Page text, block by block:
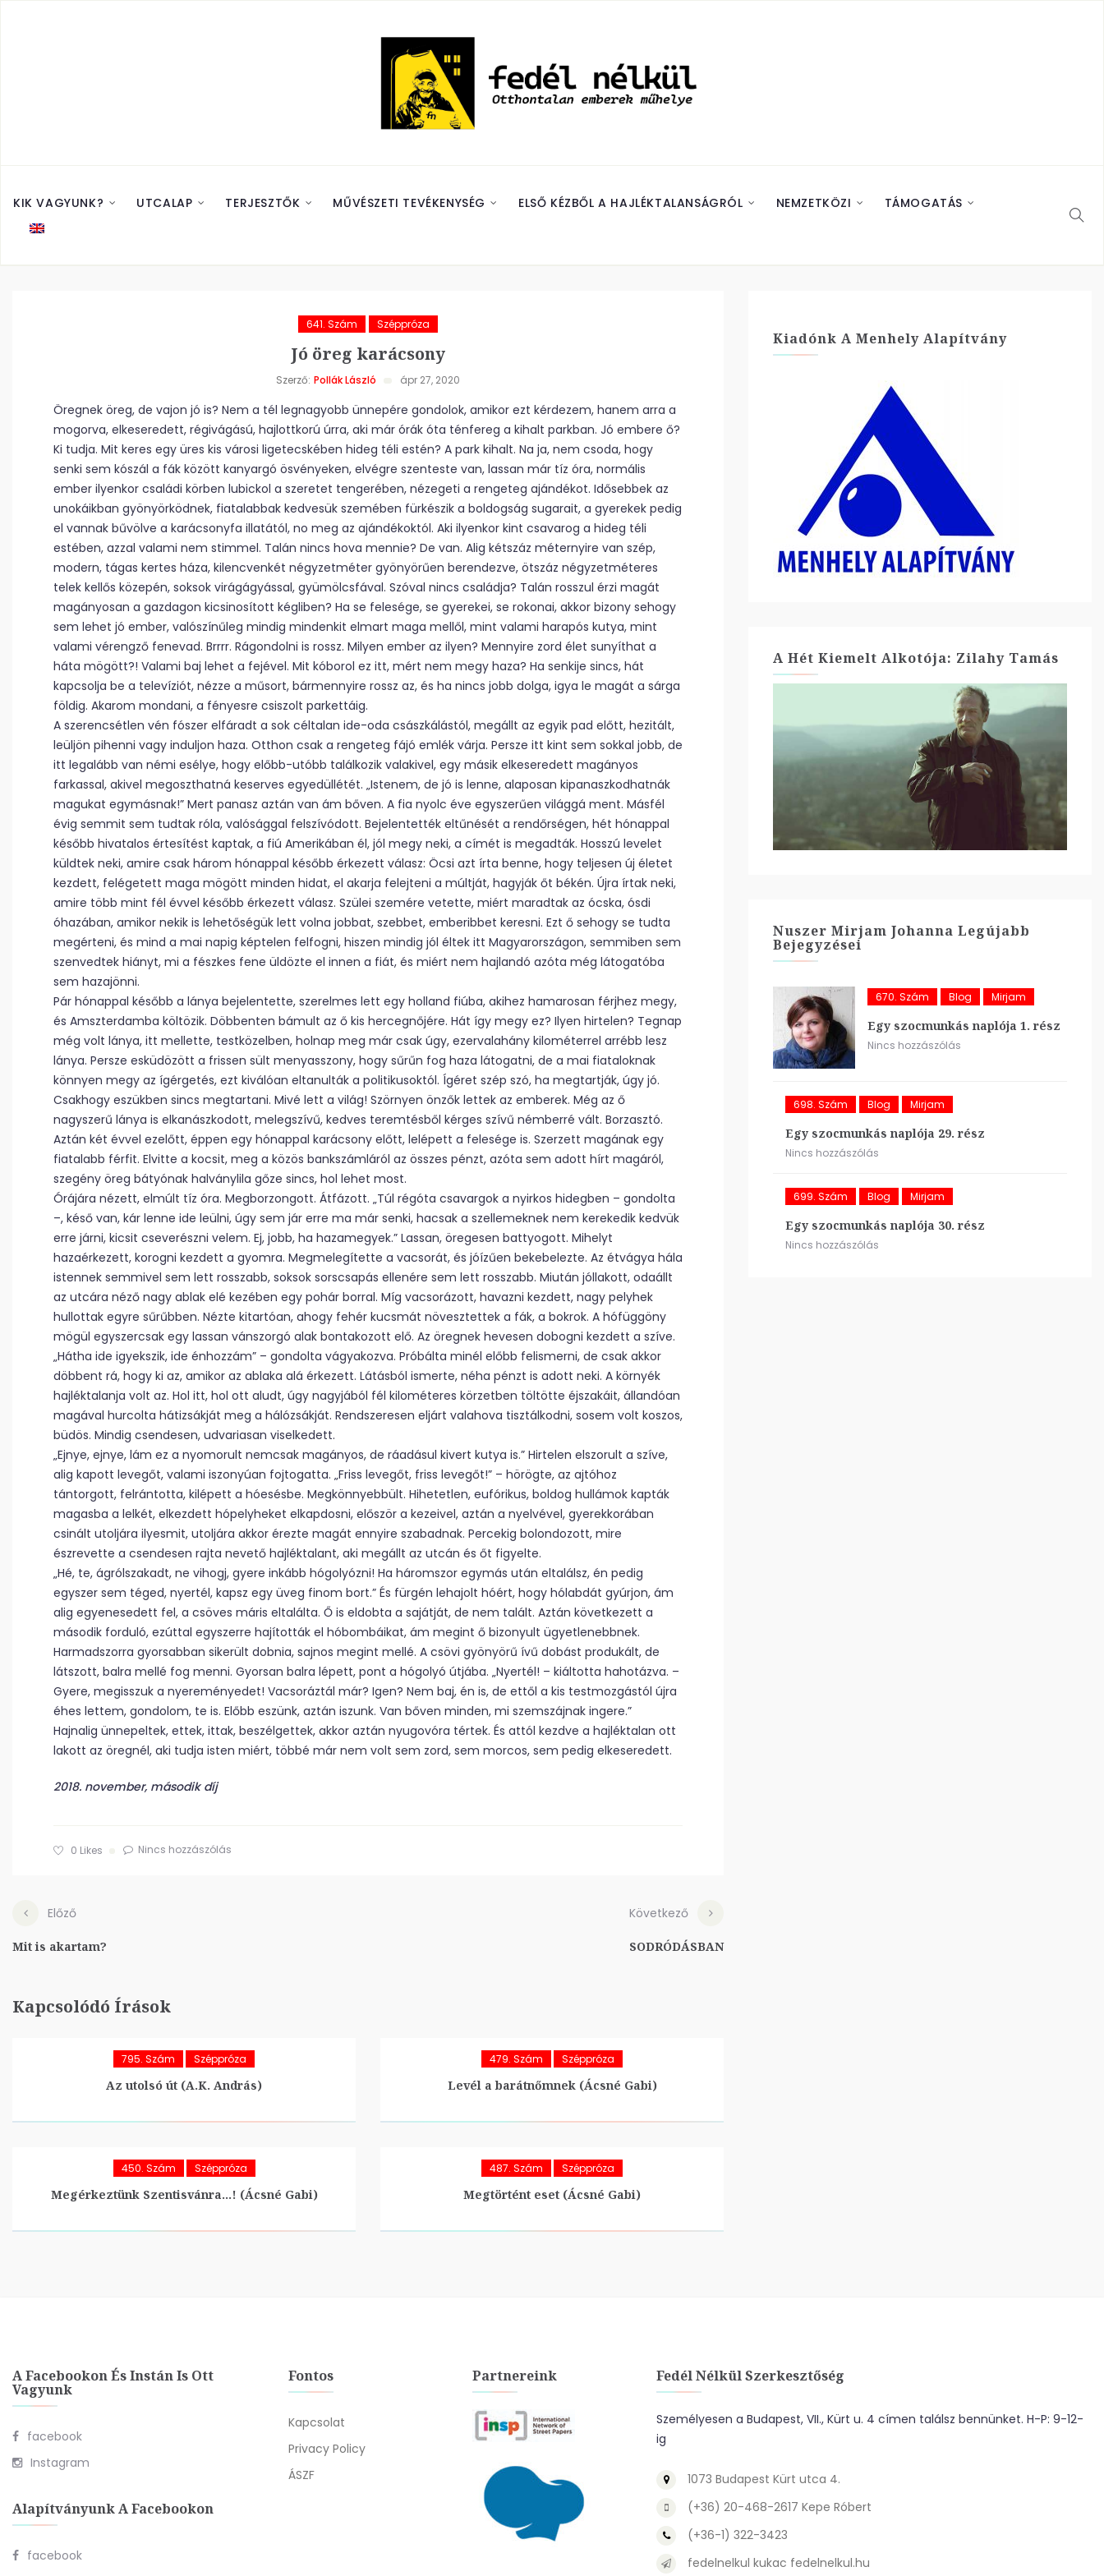
KIK VAGYUNK? UTCALAP TERJESZTŐK MŰVÉSZETI TEVÉKENYSÉG ELSŐ KÉZBŐL A HAJLÉKTALANSÁGRÓL NEMZETKÖZI TÁMOGATÁS
641. Szám Széppróza
Jó öreg karácsony
Szerző: Pollák László ápr 27, 2020
Öregnek öreg, de vajon jó is? Nem a tél legnagyobb ünnepére gondolok, amikor ezt kérdezem, hanem arra a
mogorva, elkeseredett, régivágású, hajlottkorú úrra, aki már órák óta ténfereg a kihalt parkban. Jó embere ő?
Ki tudja. Mit keres egy üres kis városi ligetecskében hideg téli estén? A park kihalt. Na ja, nem csoda, hogy
senki sem kószál a fák között kanyargó ösvényeken, elvégre szenteste van, lassan már tíz óra, normális
ember ilyenkor családi körben lubickol a szeretet tengerében, nézegeti a rengeteg ajándékot. Idősebbek az
unokáikban gyönyörködnek, fiatalabbak kedvesük szemében fürkészik a boldogság sugarait, a gyerekek pedig
el vannak bűvölve a karácsonyfa illatától, no meg az ajándékoktól. Aki ilyenkor kint csavarog a hideg téli
estében, azzal valami nem stimmel. Talán nincs hova mennie? De van. Alig kétszáz méternyire van szép,
modern, tágas kertes háza, kilencvenkét négyzetméter gyönyörűen berendezve, ötszáz négyzetméteres
telek kellős közepén, soksok virágágyással, gyümölcsfával. Szóval nincs családja? Talán rosszul érzi magát
magányosan a gazdagon kicsinosított kégliben? Ha se felesége, se gyerekei, se rokonai, akkor bizony sehogy
sem lehet jó ember, valószínűleg mindig mindenkit elmart maga mellől, mint valami harapós kutya, mint
valami vérengző fenevad. Brrrr. Rágondolni is rossz. Milyen ember az ilyen? Mennyire zord élet sunyíthat a
háta mögött?! Valami baj lehet a fejével. Mit kóborol ez itt, mért nem megy haza? Ha senkije sincs, hát
kapcsolja be a televíziót, nézze a műsort, bármennyire rossz az, és ha nincs jobb dolga, igya le magát a sárga
földig. Akarom mondani, a fényesre csiszolt parkettáig.
A szerencsétlen vén fószer elfáradt a sok céltalan ide-oda császkálástól, megállt az egyik pad előtt, hezitált,
leüljön pihenni vagy induljon haza. Otthon csak a rengeteg fájó emlék várja. Persze itt kint sem sokkal jobb, de
itt legalább van némi esélye, hogy előbb-utóbb találkozik valakivel, egy másik elkeseredett magányos
farkassal, akivel megoszthatná keserves egyedüllétét. „Istenem, de jó is lenne, alaposan kipanaszkodhatnák
magukat egymásnak!” Mert panasz aztán van ám bőven. A fia nyolc éve egyszerűen világgá ment. Másfél
évig semmit sem tudtak róla, valósággal felszívódott. Bejelentették eltűnését a rendőrségen, hét hónappal
később hivatalos értesítést kaptak, a fiú Amerikában él, jól megy neki, a címét is megadták. Hosszú levelet
küldtek neki, amire csak három hónappal később érkezett válasz: Öcsi azt írta benne, hogy teljesen új életet
kezdett, felégetett maga mögött minden hidat, el akarja felejteni a múltját, hagyják őt békén. Újra írtak neki,
amire több mint fél évvel később érkezett válasz. Szülei szemére vetette, miért maradtak az ócska, ósdi
óhazában, amikor nekik is lehetőségük lett volna jobbat, szebbet, emberibbet keresni. Ezt ő sehogy se tudta
megérteni, és mind a mai napig képtelen felfogni, hiszen mindig jól éltek itt Magyarországon, semmiben sem
szenvedtek hiányt, mi a fészkes fene üldözte el innen a fiát, és miért nem hajlandó azóta még látogatóba
sem hazajönni.
Pár hónappal később a lánya bejelentette, szerelmes lett egy holland fiúba, akihez hamarosan férjhez megy,
és Amszterdamba költözik. Döbbenten bámult az ő kis hercegnőjére. Hát így megy ez? Ilyen hirtelen? Tegnap
még volt lánya, itt mellette, testközelben, holnap meg már csak úgy, ezervalahány kilométerrel arrébb lesz
lánya. Persze esküdözött a frissen sült menyasszony, hogy sűrűn fog haza látogatni, de a mai fiataloknak
könnyen megy az ígérgetés, ezt kiválóan eltanulták a politikusoktól. Ígéret szép szó, ha megtartják, úgy jó.
Csakhogy eszükben sincs megtartani. Mivé lett a világ! Szörnyen önzők lettek az emberek. Még az ő
nagyszerű lánya is elkanászkodott, melegszívű, kedves teremtésből kérges szívű némberré vált. Borzasztó.
Aztán két évvel ezelőtt, éppen egy hónappal karácsony előtt, lelépett a felesége is. Szerzett magának egy
fiatalabb férfit. Elvitte a kocsit, meg a közös bankszámláról az összes pénzt, azóta sem adott hírt magáról,
szegény öreg bátyónak halványlila gőze sincs, hol lehet most.
Órájára nézett, elmúlt tíz óra. Megborzongott. Átfázott. „Túl régóta csavargok a nyirkos hidegben – gondolta
–, késő van, kár lenne ide leülni, úgy sem jár erre ma már senki, hacsak a szellemeknek nem kerekedik kedvük
erre járni, kicsit cseverészni velem. Ej, jobb, ha hazamegyek.” Lassan, öregesen battyogott. Mihelyt
hazaérkezett, korogni kezdett a gyomra. Megmelegítette a vacsorát, és jóízűen bekebelezte. Az étvágya hála
istennek semmivel sem lett rosszabb, soksok sorscsapás ellenére sem lett rosszabb. Miután jóllakott, odaállt
az utcára néző nagy ablak elé kezében egy pohár borral. Míg vacsorázott, havazni kezdett, nagy pelyhek
hullottak egyre sűrűbben. Nézte kitartóan, ahogy fehér kucsmát növesztettek a fák, a bokrok. A hófüggöny
mögül egyszercsak egy lassan vánszorgó alak bontakozott elő. Az öregnek hevesen dobogni kezdett a szíve.
„Hátha ide igyekszik, ide énhozzám” – gondolta vágyakozva. Próbálta minél előbb felismerni, de csak akkor
döbbent rá, hogy ki az, amikor az ablaka alá érkezett. Látásból ismerte, néha pénzt is adott neki. A környék
hajléktalanja volt az. Hol itt, hol ott aludt, úgy nagyjából fél kilométeres körzetben töltötte éjszakáit, állandóan
magával hurcolta hátizsákját meg a hálózsákját. Rendszeresen eljárt valahova tisztálkodni, sosem volt koszos,
büdös. Mindig csendesen, udvariasan viselkedett.
„Ejnye, ejnye, lám ez a nyomorult nemcsak magányos, de ráadásul kivert kutya is.” Hirtelen elszorult a szíve,
alig kapott levegőt, valami iszonyúan fojtogatta. „Friss levegőt, friss levegőt!” – hörögte, az ajtóhoz
tántorgott, felrántotta, kilépett a hóesésbe. Megkönnyebbült. Hihetetlen, eufórikus, boldog hullámok kapták
magasba a lelkét, elkezdett hópelyheket elkapdosni, először a kezeivel, aztán a nyelvével, gyerekkorában
csinált utoljára ilyesmit, utoljára akkor érezte magát ennyire szabadnak. Percekig bolondozott, mire
észrevette a csendesen rajta nevető hajléktalant, aki megállt az utcán és őt figyelte.
„Hé, te, ágrólszakadt, ne vihogj, gyere inkább hógolyózni! Ha háromszor egymás után eltalálsz, én pedig
egyszer sem téged, nyertél, kapsz egy üveg finom bort.” És fürgén lehajolt hóért, hogy hólabdát gyúrjon, ám
alig egyenesedett fel, a csöves máris eltalálta. Ő is eldobta a sajátját, de nem talált. Aztán következett a
második forduló, ezúttal egyszerre hajították el hóbombáikat, ám megint ő bizonyult ügyetlenebbnek.
Harmadszorra gyorsabban sikerült dobnia, sajnos megint mellé. A csövi gyönyörű ívű dobást produkált, de
látszott, balra mellé fog menni. Gyorsan balra lépett, pont a hógolyó útjába. „Nyertél! – kiáltotta hahotázva. –
Gyere, megisszuk a nyereményedet! Vacsoráztál már? Igen? Nem baj, én is, de ettől a kis testmozgástól újra
éhes lettem, gondolom, te is. Előbb eszünk, aztán iszunk. Van bőven minden, mi szemszájnak ingere.”
Hajnalig ünnepeltek, ettek, ittak, beszélgettek, akkor aztán nyugovóra tértek. És attól kezdve a hajléktalan ott
lakott az öregnél, aki tudja isten miért, többé már nem volt sem zord, sem morcos, sem pedig elkeseredett.
2018. november, második díj
0 Likes Nincs hozzászólás
Előző
Mit is akartam?
Következő
SODRÓDÁSBAN
Kapcsolódó Írások
795. Szám Széppróza
Az utolsó út (A.K. András)
479. Szám Széppróza
Levél a barátnőmnek (Ácsné Gabi)
450. Szám Széppróza
Megérkeztünk Szentisvánra…! (Ácsné Gabi)
487. Szám Széppróza
Megtörtént eset (Ácsné Gabi)
Kiadónk A Menhely Alapítvány
A Hét Kiemelt Alkotója: Zilahy Tamás
Nuszer Mirjam Johanna Legújabb
Bejegyzései
670. Szám Blog Mirjam
Egy szocmunkás naplója 1. rész
Nincs hozzászólás
698. Szám Blog Mirjam
Egy szocmunkás naplója 29. rész
Nincs hozzászólás
699. Szám Blog Mirjam
Egy szocmunkás naplója 30. rész
Nincs hozzászólás
A Facebookon És Instán Is Ott
Vagyunk
facebook
Instagram
Alapítványunk A Facebookon
facebook
Fontos
Kapcsolat
Privacy Policy
ÁSZF
Partnereink Fedél Nélkül Szerkesztőség
Személyesen a Budapest, VII., Kürt u. 4 címen találsz bennünket. H-P: 9-12-
ig
1073 Budapest Kürt utca 4.
(+36) 20-468-2617 Kepe Róbert
(+36-1) 322-3423
fedelnelkul kukac fedelnelkul.hu